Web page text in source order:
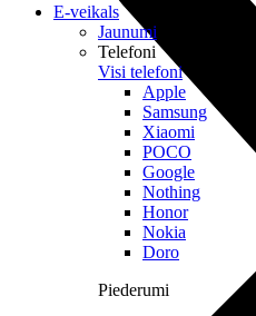
E-veikals
Jaunumi
Telefoni
Visi telefoni
Apple
Samsung
Xiaomi
POCO
Google
Nothing
Honor
Nokia
Doro
Piederumi